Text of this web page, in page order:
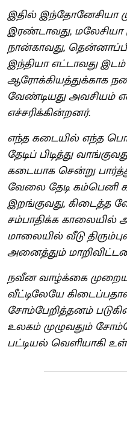
இதில் இந்தோனேசியா
இரண்டாவது,
நான்காவது,
இந்தியா எட்டாவது இடம்
ஆரோக்கியத்துக்காக
வேண்டியது அவசியம்
எச்சரிக்கின்றனர்.
எந்த கடையில் எந்த
தேடிப் பிடித்து
கடையாக சென்று
வேலை தேடி கம்பெனி
இறங்குவது, கிடைத்த
சம்பாதிக்க
மாலையில் வீடு
அனைத்தும்
நவீன வாழ்க்கை
வீட்டிலேயே
சோம்பேறித்தனம்
உலகம் முழுவதும்
பட்டியல் வெளியாகி